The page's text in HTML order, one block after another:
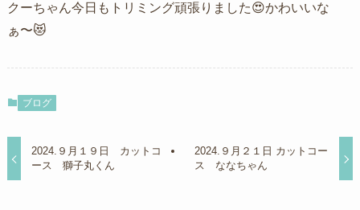
クーちゃん今日もトリミング頑張りました😍かわいいな
ぁ〜😻
ブログ
2024.９月１９日 カットコ
ース 獅子丸くん
2024.９月２１日 カットコー
ス ななちゃん